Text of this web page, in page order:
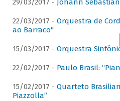
29/03/2017 - Johann
22/03/2017 - Orquestra de
ao Barraco"
15/03/2017 - Orquestra
22/02/2017 - Paulo Brasil:
15/02/2017 - Quarteto
Piazzolla”